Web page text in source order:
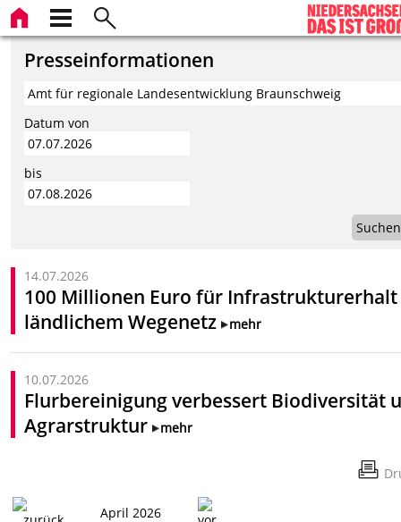
Presseinformationen
Datum von
bis
Suchen
14.07.2026
100 Millionen Euro für
ländlichem Wegenetz
mehr
10.07.2026
Flurbereinigung verbessert Biodiversität
Agrarstruktur
mehr
April 2026